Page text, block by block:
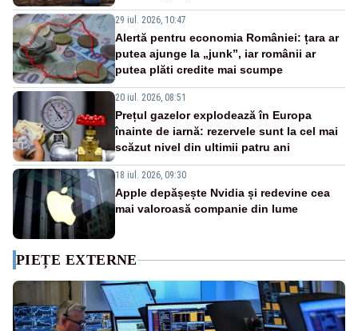
29 iul. 2026, 10:47
Alertă pentru economia României: țara ar
putea ajunge la „junk”, iar românii ar
putea plăti credite mai scumpe
20 iul. 2026, 08:51
Prețul gazelor explodează în Europa
înainte de iarnă: rezervele sunt la cel mai
scăzut nivel din ultimii patru ani
18 iul. 2026, 09:30
Apple depășește Nvidia și redevine cea
mai valoroasă companie din lume
PIEȚE EXTERNE